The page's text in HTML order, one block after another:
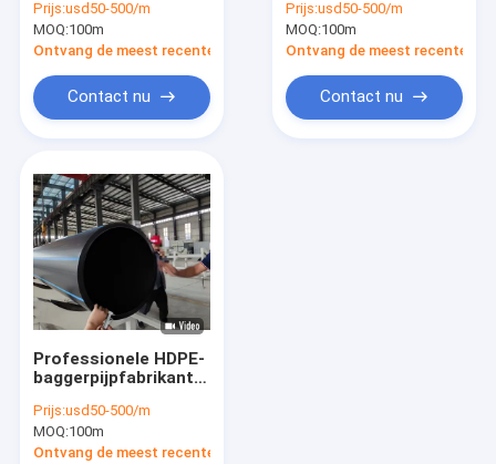
Pijp drijft boeien
UHMWPE-pijp
Zelfdrijvende baggerslang
PE Pontoon
Rubberlossingsslang
Rubberzuigingsslang
Gepantserde slang
Slijtvaste buis
Marine Shipyard van
de Flensadapter
Prijs:usd50-500/m
MOQ:100m
Ontvang de meest recente Prijs
Contact nu
Thermoplastic
Flanged Dredger
Prijs:usd50-500/m
MOQ:100m
Ontvang de meest recente
Contact nu
Professionele HDPE-
baggerpijpfabrikant
mijnbouw- en
industriële
slibtoepassingen
Prijs:usd50-500/m
MOQ:100m
Ontvang de meest recente Prijs